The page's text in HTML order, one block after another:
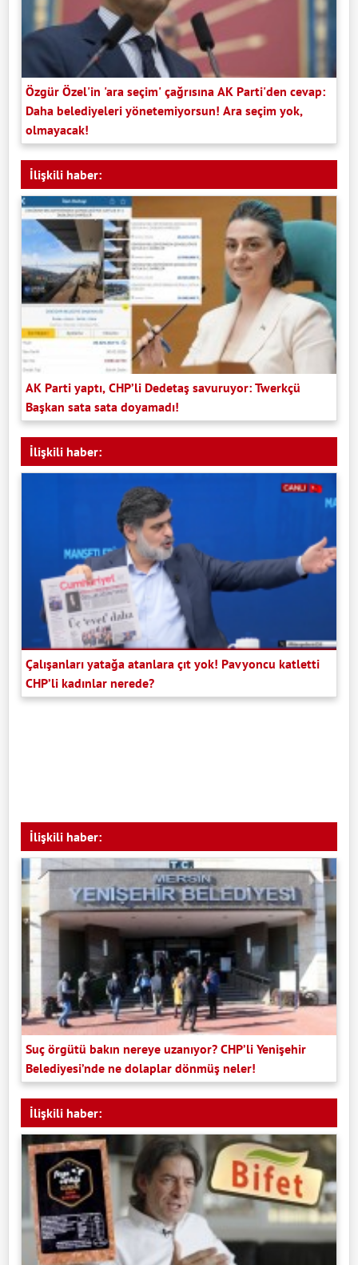
Özgür Özel'in 'ara seçim' çağrısına AK Parti'den cevap:
Daha belediyeleri yönetemiyorsun! Ara seçim yok,
olmayacak!
İlişkili haber:
AK Parti yaptı, CHP’li Dedetaş savuruyor: Twerkçü
Başkan sata sata doyamadı!
İlişkili haber:
Çalışanları yatağa atanlara çıt yok! Pavyoncu katletti
CHP’li kadınlar nerede?
İlişkili haber:
Suç örgütü bakın nereye uzanıyor? CHP’li Yenişehir
Belediyesi’nde ne dolaplar dönmüş neler!
İlişkili haber: